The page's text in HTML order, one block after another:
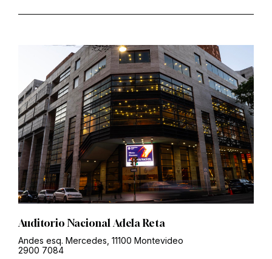
Auditorio Nacional Adela Reta
Andes esq. Mercedes, 11100 Montevideo
2900 7084